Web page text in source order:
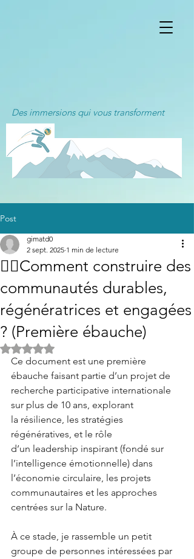
Des immersions qui vous transforment
Post
👉🏻Comment construire des
communautés durables,
régénératrices et engagées
? (Première ébauche)
gimatd0
2 sept. 2025 1 min de lecture
Noté NaN étoiles sur 5.
Ce document est une première
ébauche faisant partie d’un projet de
recherche participative internationale
sur plus de 10 ans, explorant
la résilience, les stratégies
régénératives, et le rôle
d’un leadership inspirant (fondé sur
l’intelligence émotionnelle) dans
l’économie circulaire, les projets
communautaires et les approches
centrées sur la Nature.
À ce stade, je rassemble un petit
groupe de personnes intéressées par